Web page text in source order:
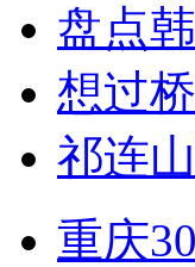
盘点
想过
祁连
重庆